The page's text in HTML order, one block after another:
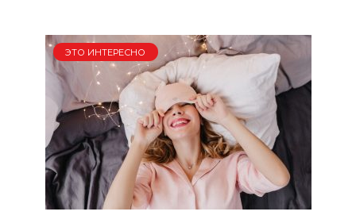
ЭТО ИНТЕРЕСНО